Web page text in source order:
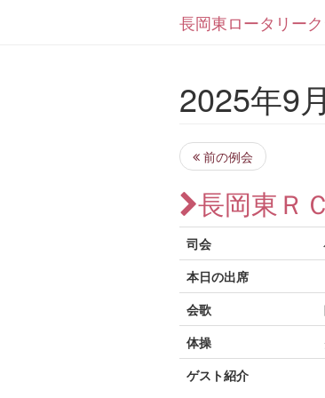
長岡東ロータリー
2025年9
前の例会
長岡東Ｒ
司会
本日の出席
会歌
体操
ゲスト紹介